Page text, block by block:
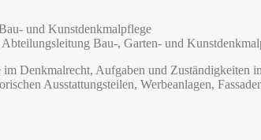
und Kunstdenkmalpflege
Bau-, Garten- und
Denkmalrecht, Aufgaben und
Ausstattungsteilen, Werbeanlagen,